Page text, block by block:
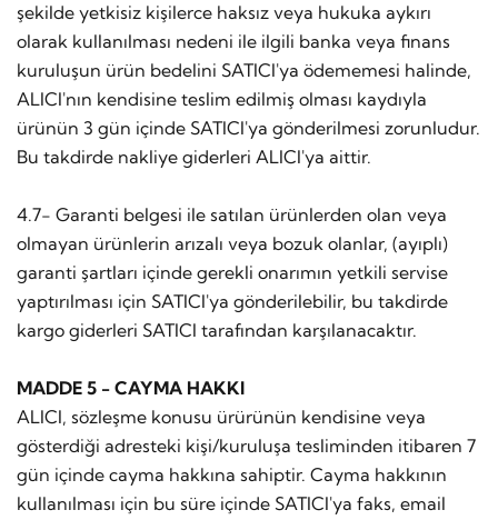
şekilde yetkisiz kişilerce haksız veya hukuka aykırı
olarak kullanılması nedeni ile ilgili banka veya finans
kuruluşun ürün bedelini SATICI'ya ödememesi halinde,
ALICI'nın kendisine teslim edilmiş olması kaydıyla
ürünün 3 gün içinde SATICI'ya gönderilmesi zorunludur.
Bu takdirde nakliye giderleri ALICI'ya aittir.
4.7- Garanti belgesi ile satılan ürünlerden olan veya
olmayan ürünlerin arızalı veya bozuk olanlar, (ayıplı)
garanti şartları içinde gerekli onarımın yetkili servise
yaptırılması için SATICI'ya gönderilebilir, bu takdirde
kargo giderleri SATICI tarafından karşılanacaktır.
MADDE 5 - CAYMA HAKKI
ALICI, sözleşme konusu ürürünün kendisine veya
gösterdiği adresteki kişi/kuruluşa tesliminden itibaren 7
gün içinde cayma hakkına sahiptir. Cayma hakkının
kullanılması için bu süre içinde SATICI'ya faks, email